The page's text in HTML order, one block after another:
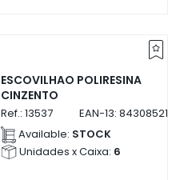
ESCOVILHAO POLIRESINA
CINZENTO
Ref.: 13537 EAN-13:
Available: STOCK
Unidades x Caixa: 6